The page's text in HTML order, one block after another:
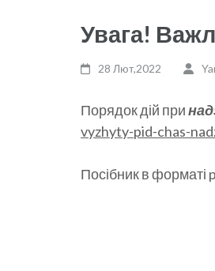
Увага!
28 Лют,2022
Порядок дій при
vyzhyty-pid-chas-
Посібник в форматі